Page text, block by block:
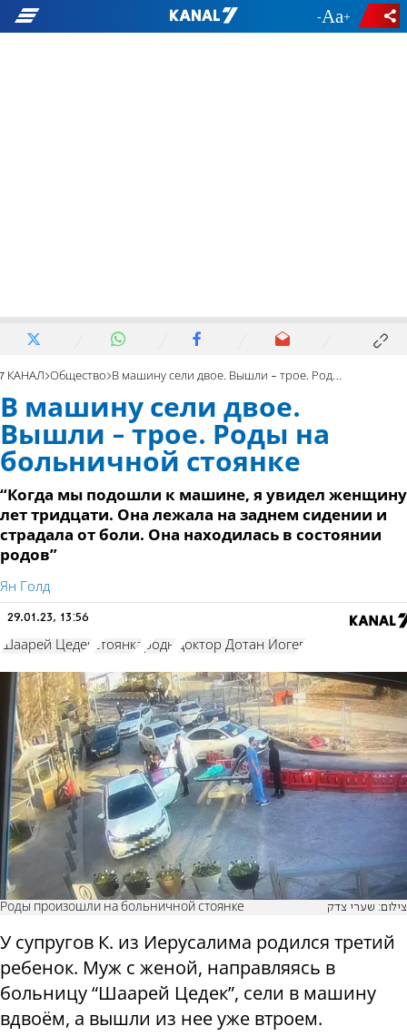
- +
7 КАНАЛ Общество В машину сели двое. Вышли - трое. Роды на больничной стоянке
В машину сели двое.
Вышли - трое. Роды на
больничной стоянке
“Когда мы подошли к машине, я увидел женщину
лет тридцати. Она лежала на заднем сидении и
страдала от боли. Она находилась в состоянии
родов”
Ян Голд
29.01.23, 13:56
Шаарей Цедек стоянка роды доктор Дотан Йогев
Роды произошли на больничной стоянке צילום: שערי צדק
У супругов К. из Иерусалима родился третий
ребенок. Муж с женой, направляясь в
больницу “Шаарей Цедек”, сели в машину
вдвоём, а вышли из нее уже втроем.